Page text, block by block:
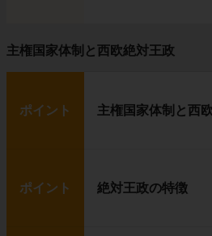
主権国家体制と西欧絶対王政
ポイント 主権国家体制と西
ポイント 絶対王政の特徴